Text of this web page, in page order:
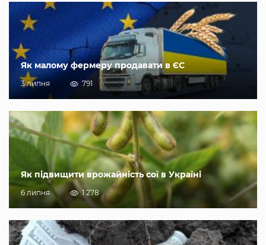
Як малому фермеру продавати в ЄС
3 липня 791
Як підвищити врожайність сої в Україні
6 липня 1 278